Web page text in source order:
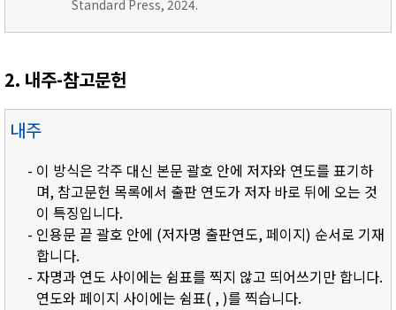
Standard Press, 2024.
2. 내주-참고문헌
내주
- 이 방식은 각주 대신 본문 괄호 안에 저자와 연도를 표기하
며, 참고문헌 목록에서 출판 연도가 저자 바로 뒤에 오는 것
이 특징입니다.
- 인용문 끝 괄호 안에 (저자명 출판연도, 페이지) 순서로 기재
합니다.
- 자명과 연도 사이에는 쉼표를 찍지 않고 띄어쓰기만 합니다.
연도와 페이지 사이에는 쉼표( , )를 찍습니다.